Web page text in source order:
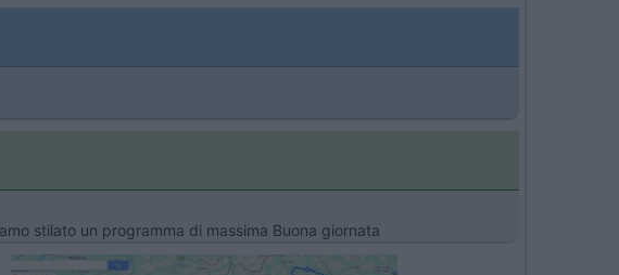
stilato un programma di massima Buona giornata